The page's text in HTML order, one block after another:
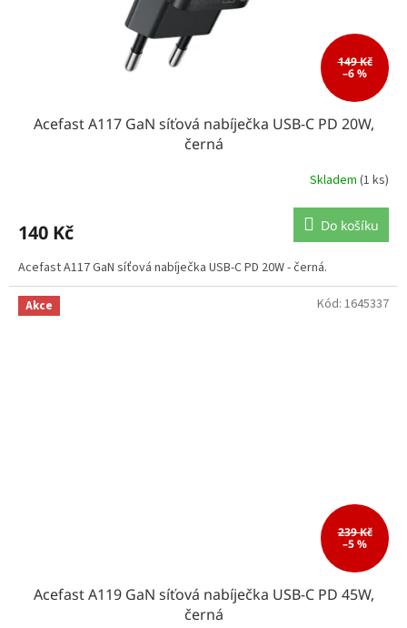
149 Kč
–6 %
Acefast A117 GaN síťová nabíječka USB-C PD 20W,
černá
Skladem (1 ks)
140 Kč Do košíku
Acefast A117 GaN síťová nabíječka USB-C PD 20W - černá.
Akce
239 Kč
–5 %
Acefast A119 GaN síťová nabíječka USB-C PD 45W,
černá
Kód: 1645337